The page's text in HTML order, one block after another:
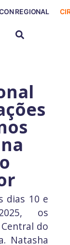
REGIONAL
dias 10 e
os
do
Natasha